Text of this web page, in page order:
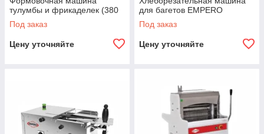
тулумбы и фрикаделек (380
В) EMPERO
Под заказ
Цену уточняйте
для багетов EMPERO
Под заказ
Цену уточняйте